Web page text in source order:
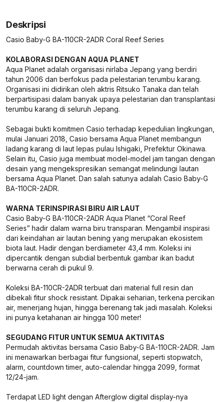
Deskripsi
Casio Baby-G BA-110CR-2ADR Coral Reef Series
KOLABORASI DENGAN AQUA PLANET
Aqua Planet adalah organisasi nirlaba Jepang yang berdiri
tahun 2006 dan berfokus pada pelestarian terumbu karang.
Organisasi ini didirikan oleh aktris Ritsuko Tanaka dan telah
berpartisipasi dalam banyak upaya pelestarian dan transplantasi
terumbu karang di seluruh Jepang.
Sebagai bukti komitmen Casio terhadap kepedulian lingkungan,
mulai Januari 2018, Casio bersama Aqua Planet membangun
ladang karang di laut lepas pulau Ishigaki, Prefektur Okinawa.
Selain itu, Casio juga membuat model-model jam tangan dengan
desain yang mengekspresikan semangat melindungi lautan
bersama Aqua Planet. Dan salah satunya adalah Casio Baby-G
BA-110CR-2ADR.
WARNA TERINSPIRASI BIRU AIR LAUT
Casio Baby-G BA-110CR-2ADR Aqua Planet “Coral Reef
Series” hadir dalam warna biru transparan. Mengambil inspirasi
dari keindahan air lautan bening yang merupakan ekosistem
biota laut. Hadir dengan berdiameter 43,4 mm. Koleksi ini
dipercantik dengan subdial berbentuk gambar ikan badut
berwarna cerah di pukul 9.
Koleksi BA-110CR-2ADR terbuat dari material full resin dan
dibekali fitur shock resistant. Dipakai seharian, terkena percikan
air, menerjang hujan, hingga berenang tak jadi masalah. Koleksi
ini punya ketahanan air hingga 100 meter!
SEGUDANG FITUR UNTUK SEMUA AKTIVITAS
Permudah aktivitas bersama Casio Baby-G BA-110CR-2ADR. Jam
ini menawarkan berbagai fitur fungsional, seperti stopwatch,
alarm, countdown timer, auto-calendar hingga 2099, format
12/24-jam.
Terdapat LED light dengan Afterglow digital display-nya